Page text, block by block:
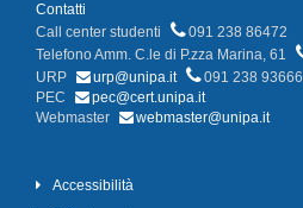
Contatti
Call center studenti
091 238 86472
Telefono Amm. C.le di P.zza Marina, 61
URP
urp@unipa.it
091 238 93666
PEC
pec@cert.unipa.it
Webmaster
webmaster@unipa.it
Accessibilità